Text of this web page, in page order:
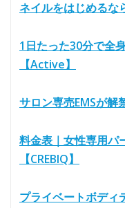
ネイルをはじめるな
1日たった30分で全
【Active】
サロン専売EMSが解
料金表｜女性専用パ
【CREBIQ】
プライベートボディ